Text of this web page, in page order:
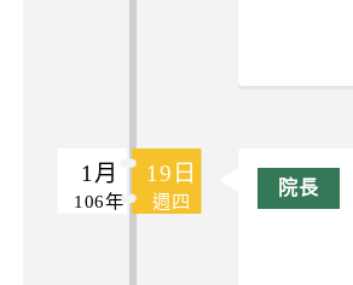
1月 19日
106年 週四